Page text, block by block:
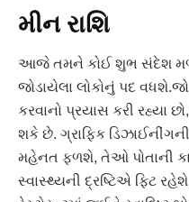
મીન રાશિ
આજે તમને કોઈ શુભ સંદેશ
જોડાયેલા લોકોનું પદ
કરવાનો પ્રયાસ કરી રહ્યા
શકે છે. ગ્રાફિક ડિઝાઈનીંગની
મહેનત ફળશે, તેઓ પોતાની
સ્વાસ્થ્યની દ્રષ્ટિએ ફિટ